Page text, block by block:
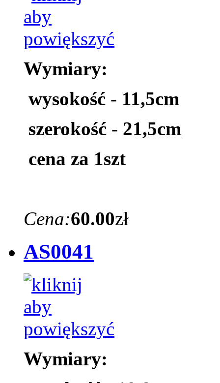
Wymiary:
wysokość - 11,5cm
szerokość - 21,5cm
cena za 1szt
Cena:60.00zł
AS0041
Wymiary: